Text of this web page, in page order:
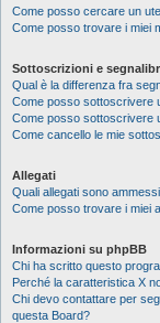
Come posso cercare un
Come posso trovare i miei
Sottoscrizioni e
Qual è la differenza fra
Come posso sottoscrivere
Come posso sottoscrivere
Come cancello le mie
Allegati
Quali allegati sono
Come posso trovare i miei
Informazioni su phpBB
Chi ha scritto questo
Perché la caratteristica X
Chi devo contattare per
questa Board?